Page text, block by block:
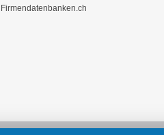
Firmendatenbanken.ch